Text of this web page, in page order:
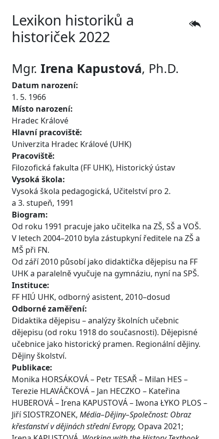
Lexikon historiků a
historiček 2022
Mgr. Irena Kapustová, Ph.D.
Datum narození:
1. 5. 1966
Místo narození:
Hradec Králové
Hlavní pracoviště:
Univerzita Hradec Králové (UHK)
Pracoviště:
Filozofická fakulta (FF UHK), Historický ústav
Vysoká škola:
Vysoká škola pedagogická, Učitelství pro 2.
a 3. stupeň, 1991
Biogram:
Od roku 1991 pracuje jako učitelka na ZŠ, SŠ a VOŠ.
V letech 2004–2010 byla zástupkyní ředitele na ZŠ a
MŠ při FN.
Od září 2010 působí jako didaktička dějepisu na FF
UHK a paralelně vyučuje na gymnáziu, nyní na SPŠ.
Instituce:
FF HIÚ UHK, odborný asistent, 2010–dosud
Odborné zaměření:
Didaktika dějepisu – analýzy školních učebnic
dějepisu (od roku 1918 do současnosti). Dějepisné
učebnice jako historický pramen. Regionální dějiny.
Dějiny školství.
Publikace:
Monika HORSÁKOVÁ – Petr TESAŘ – Milan HES –
Terezie HLAVÁČKOVÁ – Jan HECZKO – Kateřina
HUBEROVÁ – Irena KAPUSTOVÁ – Iwona ŁYKO PLOS –
Jiří SIOSTRZONEK, Média–Dějiny–Společnost: Obraz
křesťanství v dějinách střední Evropy, Opava 2021;